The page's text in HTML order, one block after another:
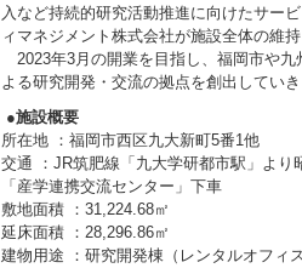
入など持続的研究活動推進に向けたサー
ィマネジメント株式会社が施設全体の維
2023年3月の開業を目指し、福岡市や
よる研究開発・交流の拠点を創出してい
●施設概要
所在地 ：福岡市西区九大新町5番1他
交通 ：JR筑肥線「九大学研都市駅」より
「産学連携交流センター」下車
敷地面積 ：31,224.68㎡
延床面積 ：28,296.86㎡
建物用途 ：研究開発棟（レンタルオフ